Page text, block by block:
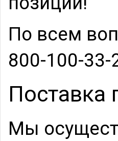
По всем
800-100-33-
Поставка
Мы